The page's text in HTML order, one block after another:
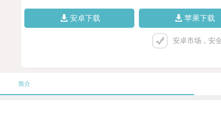
安卓下载 苹果下载
安卓市场，安
简介